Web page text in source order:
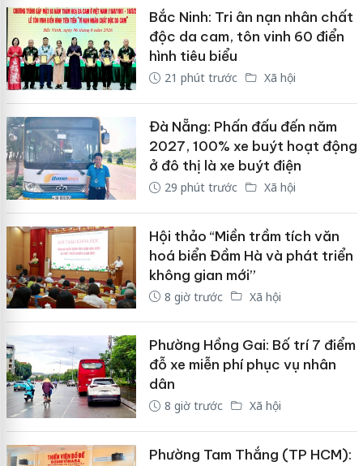
Bắc Ninh: Tri ân nạn nhân chất
độc da cam, tôn vinh 60 điển
hình tiêu biểu
21 phút trước Xã hội
Đà Nẵng: Phấn đấu đến năm
2027, 100% xe buýt hoạt động
ở đô thị là xe buýt điện
29 phút trước Xã hội
Hội thảo “Miền trầm tích văn
hoá biển Đầm Hà và phát triển
không gian mới”
8 giờ trước Xã hội
Phường Hồng Gai: Bố trí 7 điểm
đỗ xe miễn phí phục vụ nhân
dân
8 giờ trước Xã hội
Phường Tam Thắng (TP HCM):